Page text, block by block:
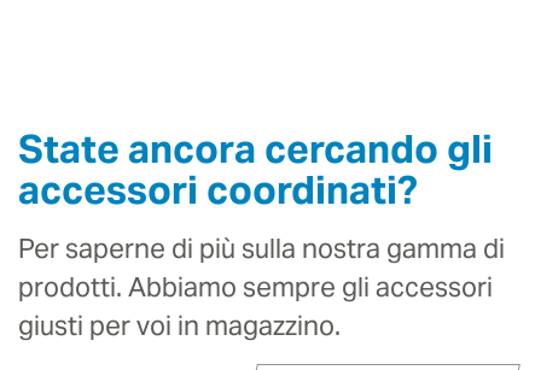
State ancora cercando gli
accessori coordinati?
Per saperne di più sulla nostra gamma di
prodotti. Abbiamo sempre gli accessori
giusti per voi in magazzino.